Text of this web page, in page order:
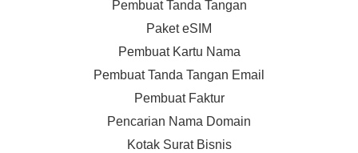
Pembuat Tanda Tangan
Paket eSIM
Pembuat Kartu Nama
Pembuat Tanda Tangan Email
Pembuat Faktur
Pencarian Nama Domain
Kotak Surat Bisnis